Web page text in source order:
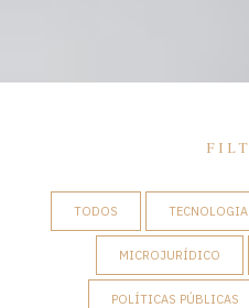
TODOS TECNOLOGIA
MICROJURÍDICO
POLÍTICAS PÚBLICAS